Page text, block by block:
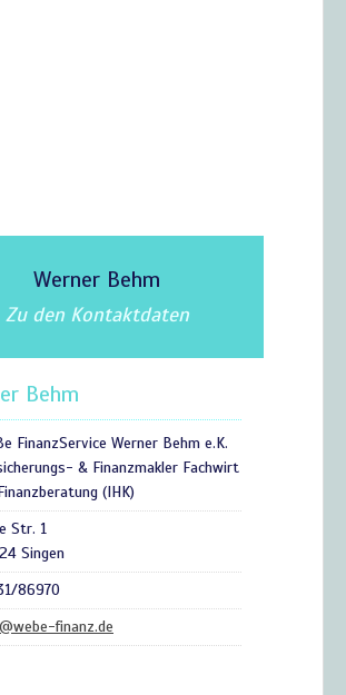
Werner Behm
Zu den Kontaktdaten
Behm
FinanzService Werner Behm e.K.
& Finanzmakler Fachwirt
(IHK)
Str. 1
Singen
86970
finanz.de